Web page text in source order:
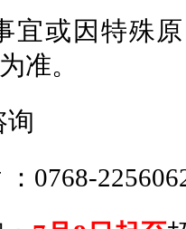
宜或因特殊
准。
询
0768-